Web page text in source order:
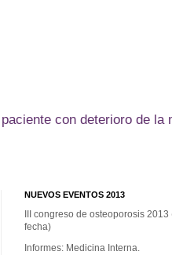
con deterioro de la
NUEVOS EVENTOS 2013
III congreso de osteoporosis
fecha)
Informes: Medicina Interna.